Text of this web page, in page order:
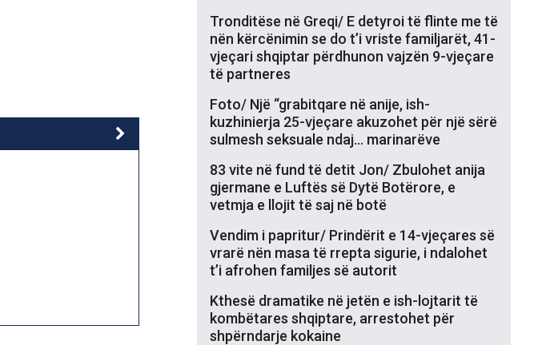
Tronditëse në Greqi/ E detyroi të flinte me të
nën kërcënimin se do t’i vriste familjarët, 41-
vjeçari shqiptar përdhunon vajzën 9-vjeçare
të partneres
Foto/ Një “grabitqare në anije, ish-
kuzhinierja 25-vjeçare akuzohet për një sërë
sulmesh seksuale ndaj… marinarëve
83 vite në fund të detit Jon/ Zbulohet anija
gjermane e Luftës së Dytë Botërore, e
vetmja e llojit të saj në botë
Vendim i papritur/ Prindërit e 14-vjeçares së
vrarë nën masa të rrepta sigurie, i ndalohet
t’i afrohen familjes së autorit
Kthesë dramatike në jetën e ish-lojtarit të
kombëtares shqiptare, arrestohet për
shpërndarje kokaine